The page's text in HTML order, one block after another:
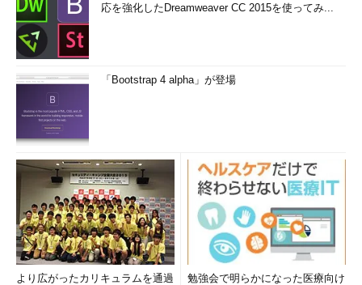
応を強化したDreamweaver CC 2015を使ってみ...
「Bootstrap 4 alpha」が登場
より広がったカリキュラムを通過
勉強会で明らかになった医療向け